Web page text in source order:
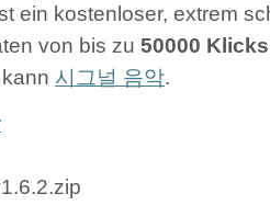
ein kostenloser, extrem
von bis zu 50000
시그널 음악.